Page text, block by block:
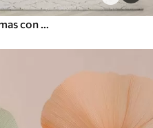
Abstracto flores brillantes y ramas con salpicaduras de pintura acuarela húmeda